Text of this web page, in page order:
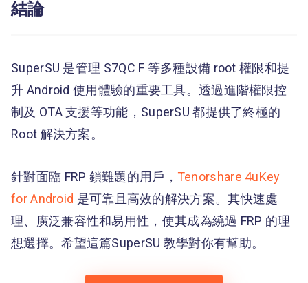
結論
SuperSU 是管理 S7QC F 等多種設備 root 權限和提
升 Android 使用體驗的重要工具。透過進階權限控
制及 OTA 支援等功能，SuperSU 都提供了終極的
Root 解決方案。
針對面臨 FRP 鎖難題的用戶， Tenorshare 4uKey
for Android 是可靠且高效的解決方案。其快速處
理、廣泛兼容性和易用性，使其成為繞過 FRP 的理
想選擇。希望這篇SuperSU 教學對你有幫助。